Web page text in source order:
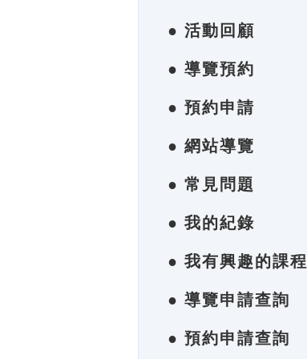
● 活動回顧
● 導覽預約
● 預約申請
● 網站導覽
● 常見問題
● 我的紀錄
● 我有興趣的課程
● 導覽申請查詢
● 預約申請查詢